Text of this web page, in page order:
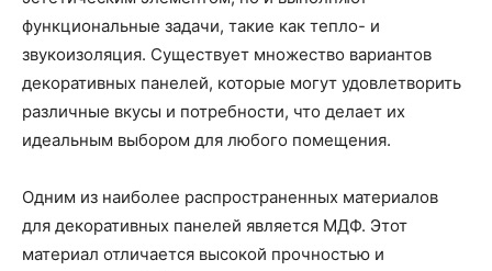
функциональные задачи, такие как тепло- и
звукоизоляция. Существует множество вариантов
декоративных панелей, которые могут удовлетворить
различные вкусы и потребности, что делает их
идеальным выбором для любого помещения.
Одним из наиболее распространенных материалов
для декоративных панелей является МДФ. Этот
материал отличается высокой прочностью и